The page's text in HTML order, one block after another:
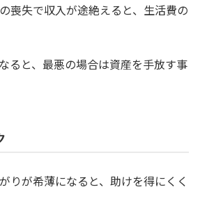
喪失で収入が途絶えると、生活費の
ると、最悪の場合は資産を手放す事
りが希薄になると、助けを得にくく